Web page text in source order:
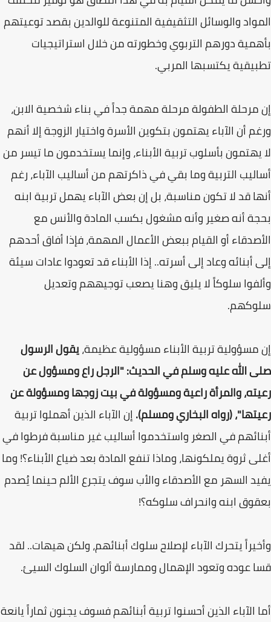
المواد والوسائل التثقيفية المتنوعة للوالدين بقصد توعيتهم
بأهمية دورهم التربوي وخطورته من خلال استراتيجيات
تطبيقية يكتسبها المربي.
إن مرحلة الطفولة مرحلة مهمة جداً في بناء شخصية الابن،
ورغم أن الآباء يهتمون بتكوين الأسرة واختيار الزوجة إلا أنهم
لا يهتمون بأسلوب تربية الأبناء، وإنما يستخدمون ما تيسر من
أساليب التربية وما بقي في ذاكرتهم من أساليب الآباء، رغم
أنها قد لا تكون مناسبة، بل إن بعض الآباء يهمل تربية ابنه
بحجة أنه صغير وأنه مشغول بكسب المادة والأنس مع
الأصدقاء أو القيام ببعض الأعمال المهمة، فإذا أفاق أحدهم
إلى أبنائه وعاد إلى أسرته.. إذا الأبناء قد تعودوا عادات سيئة
وألفوا سلوكاً لا يليق وهنا يصعب توجيههم وتعديل
سلوكهم.
إن مسؤولية تربية الأبناء مسؤولية عظيمة،يقول الرسول
صلى الله عليه وسلم في الحديث: "الرجل راع ومسؤول عن
رعيته، والمرأة راعية ومسؤولة في بيت زوجها ومسؤولة عن
رعيتها"، (رواه البخاري ومسلم).إن الآباء الذين أهملوا تربية
أبنائهم في الصغر واستخدموا أساليب غير مناسبة فرطوا في
أغلى ثروة يملكونها، وماذا تنفع المادة بعد ضياع الأبناء؟! وما
يفيد السهر مع الأصدقاء والأب سوف يتجرع الألم حينما يُصدم
بعقوق ابنه وانحراف سلوكه؟!
وأخيراً يتحرك الآباء لإصلاح سلوك أبنائهم، ولكن هيهات.. لقد
قسا عوده وتعود الإهمال وممارسة ألوان السلوك السيئ.
أما الآباء الذين أحسنوا تربية أبنائهم فسوف يجنون ثماراً يانعة